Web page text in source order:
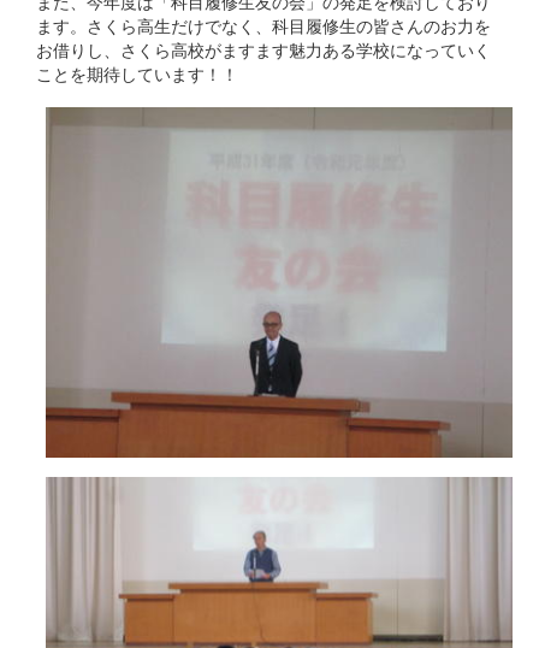
ます。さくら高生だけでなく、科目履修生の皆さんのお力を
お借りし、さくら高校がますます魅力ある学校になっていく
ことを期待しています！！